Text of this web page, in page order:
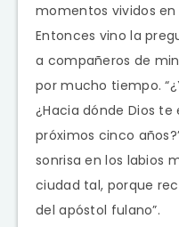
momentos vividos
Entonces vino la
a compañeros de
por mucho tiempo.
¿Hacia dónde Dios
próximos cinco
sonrisa en los labios
ciudad tal, porque
del apóstol fulano”.